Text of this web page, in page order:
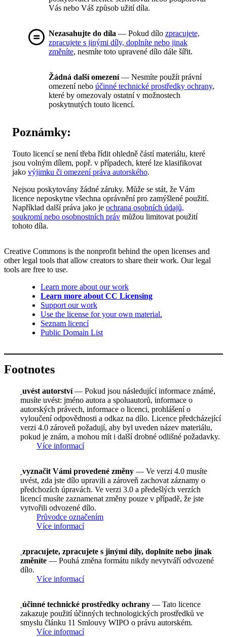
Vás nebo Váš způsob užití díla.
Nezasahujte do díla — Pokud dílo zpracujete,
zpracujete s jinými díly, doplníte nebo jinak
změníte, nesmíte toto upravené dílo dále šířit.
Žádná další omezení— Nesmíte použít právní
omezení nebo účinné technické prostředky ochrany,
které by omezovaly ostatní v možnostech
poskytnutých touto licencí.
Poznámky:
Touto licencí se není třeba řídit ohledně částí materiálu, které
jsou volným dílem, popř. v případech, které lze klasifikovat
jako výjimku či omezení práva autorského.
Nejsou poskytovány žádné záruky. Může se stát, že Vám
licence neposkytne všechna oprávnění pro zamýšlené použití.
Například další práva jako je ochrana osobních údajů,
soukromí nebo osobnostních práv můžou limitovat použití
tohoto díla.
Creative Commons is the nonprofit behind the open licenses and
other legal tools that allow creators to share their work. Our legal
tools are free to use.
Learn more about our work
Learn more about CC Licensing
Support our work
Use the license for your own material.
Seznam licencí
Public Domain List
Footnotes
uvést autorství— Pokud jsou následující informace známé,
musíte uvést: jméno autora a spoluautorů, informace o
autorských právech, informace o licenci, prohlášení o
vyloučení odpovědnosti a odkaz na dílo. Licence předcházející
verzi 4.0 zároveň požadují, aby byl uveden název materiálu,
pokud je znám, a mohou mít i další drobné odlišné požadavky.
Více informací
vyznačit Vámi provedené změny — Ve verzi 4.0 musíte
uvést, zda jste dílo upravili a zároveň zachovat záznamy o
předchozích úpravách. Ve verzi 3.0 a předešlých verzích
licencí musíte zaznamenat změny pouze v případě, že jste
vytvořili odvozené dílo.
Průvodce označením
Více informací
zpracujete, zpracujete s jinými díly, doplníte nebo jinak
změníte — Pouhá změna formátu nikdy nevytváří odvozené
dílo.
Více informací
účinné technické prostředky ochrany — Tato licence
zakazuje použití účinných technologických prostředků ve
smyslu článku 11 Smlouvy WIPO o právu autorském.
Více informací